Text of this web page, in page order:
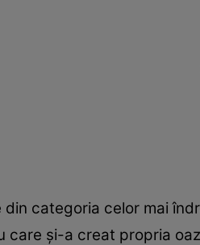
categoria celor mai
care și-a creat propria